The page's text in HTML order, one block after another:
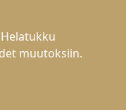
muutoksiin.